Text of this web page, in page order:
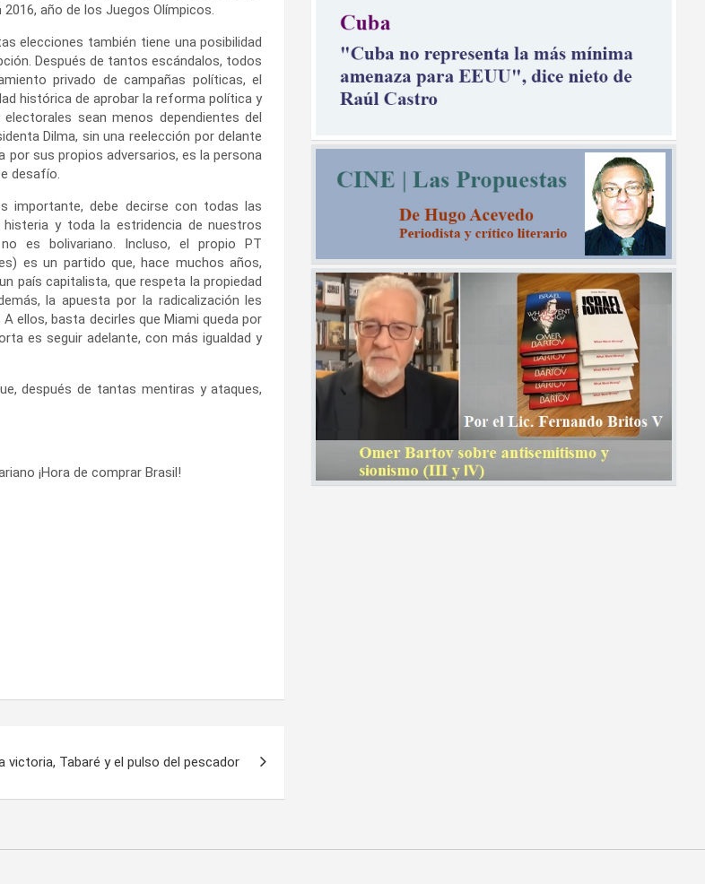
año de los Juegos Olímpicos.
elecciones también tiene una posibilidad
Después de tantos escándalos, todos
privado de campañas políticas, el
histórica de aprobar la reforma política y
sean menos dependientes del
Dilma, sin una reelección por delante
sus propios adversarios, es la persona
desafío.
importante, debe decirse con todas las
y toda la estridencia de nuestros
no es bolivariano. Incluso, el propio PT
es un partido que, hace muchos años,
país capitalista, que respeta la propiedad
la apuesta por la radicalización les
ellos, basta decirles que Miami queda por
es seguir adelante, con más igualdad y
después de tantas mentiras y ataques,
¡Hora de comprar Brasil!
victoria, Tabaré y el pulso del pescador